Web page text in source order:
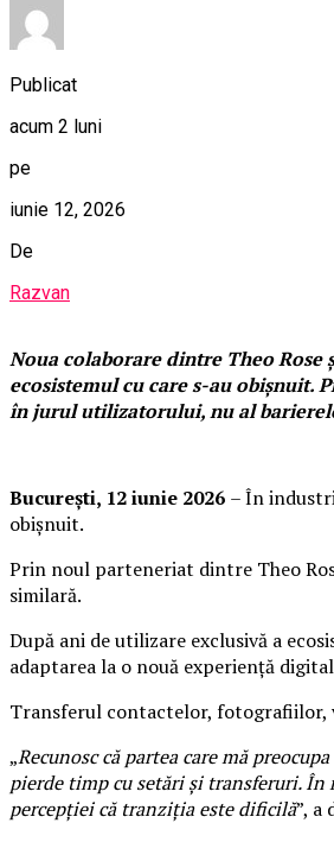
Publicat
acum 2 luni
pe
iunie 12, 2026
De
Razvan
Noua colaborare dintre Theo
ecosistemul cu care s-au obișnuit.
în jurul utilizatorului, nu al
București, 12 iunie 2026 – În
obișnuit.
Prin noul parteneriat dintre Theo
similară.
După ani de utilizare exclusivă a
adaptarea la o nouă experiență
Transferul contactelor, fotografiilor,
„Recunosc că partea care mă
pierde timp cu setări și transferuri.
percepției că tranziția este dificilă”, a